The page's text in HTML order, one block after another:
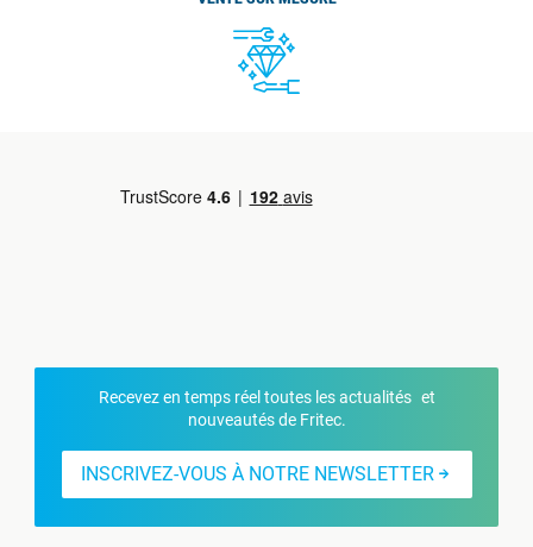
Recevez en temps réel toutes les actualités et
nouveautés de Fritec.
INSCRIVEZ-VOUS À NOTRE NEWSLETTER